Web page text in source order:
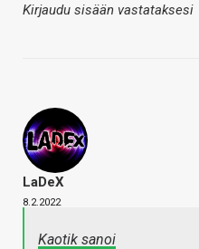
Kirjaudu sisään vastataksesi
LaDeX
8.2.2022
Kaotik sanoi